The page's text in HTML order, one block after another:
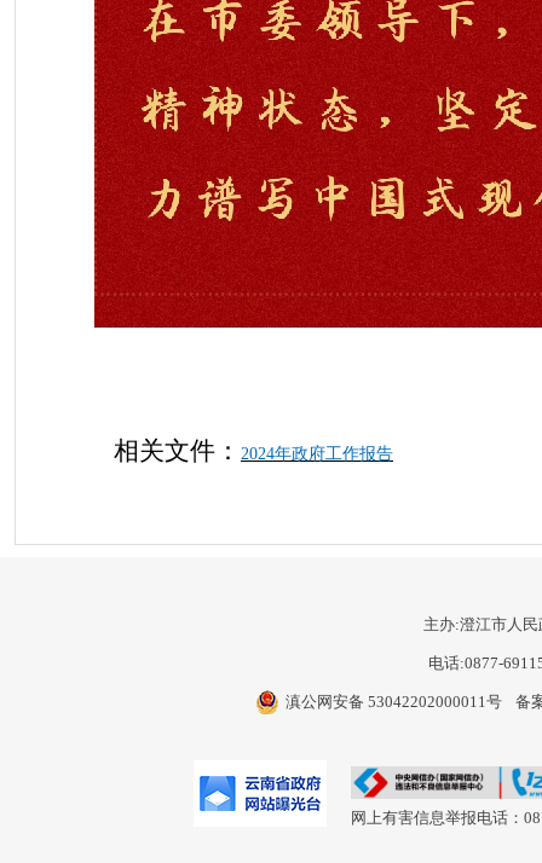
相关文件： 2024年政府工作报告
主办:澄江市人民
电话:0877-
滇公网安备 53042202000011号 备
网上有害信息举报电话：